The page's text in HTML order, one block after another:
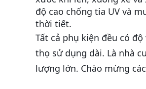
độ cao chống tia UV và
thời tiết.
Tất cả phụ kiện đều có
thọ sử dụng dài. Là nhà
lượng lớn. Chào mừng